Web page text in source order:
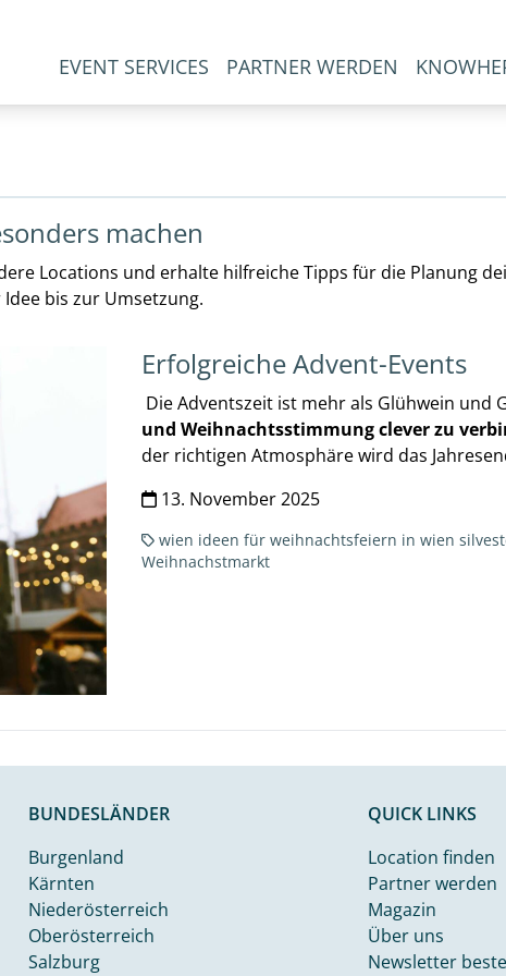
EVENT SERVICES PARTNER WERDEN
machen
Locations und erhalte hilfreiche Tipps für die Planung
bis zur Umsetzung.
Erfolgreiche Advent-Events
Die Adventszeit ist mehr als Glühwein und
und Weihnachtsstimmung clever zu
der richtigen Atmosphäre wird das
13. November 2025
wien ideen für weihnachtsfeiern in wien
Weihnachstmarkt
BUNDESLÄNDER
Burgenland
Kärnten
Niederösterreich
Oberösterreich
Salzburg
QUICK LINKS
Location finden
Partner werden
Magazin
Über uns
Newsletter